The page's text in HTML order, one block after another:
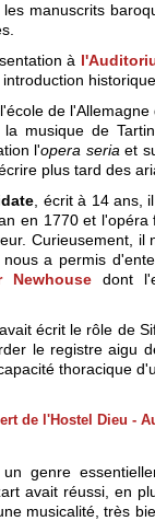
manuscrits
à
de
musique de
l'opera seria et
plus tard des
, écrit à 14
en 1770 et
Curieusement,
a permis
Newhouse dont
écrit le rôle de
le registre aigu
thoracique
un genre
avait réussi, en
musicalité, très